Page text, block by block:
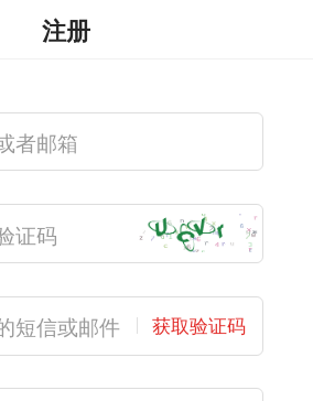
注册
获取验证码